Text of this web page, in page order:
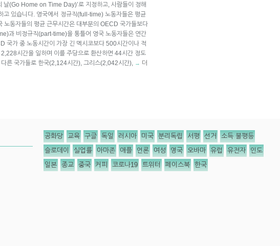
날(Go Home on Time Day)’로 지정하고, 사람들이 정해
고 있습니다. 영국에서 정규직(full-time) 노동자들은 평균
노동자들의 평균 근무시간은 대부분의 OECD 국가들보다
과 비정규직(part-time)을 통틀어 영국 노동자들은 연간
국가 중 노동시간이 가장 긴 멕시코보다 500시간이나 적
시간을 일하며 이를 주당으로 환산하면 44시간 정도
른 국가들로 한국(2,124시간), 그리스(2,042시간), → 더
공화당 교육 구글 독일 러시아 미국 분리독립 서평 선거 소득 불평등
슬로데이 실업률 아마존 애플 언론 여성 영국 오바마 유럽 유전자 인도
일본 종교 중국 커피 코로나19 트위터 페이스북 한국